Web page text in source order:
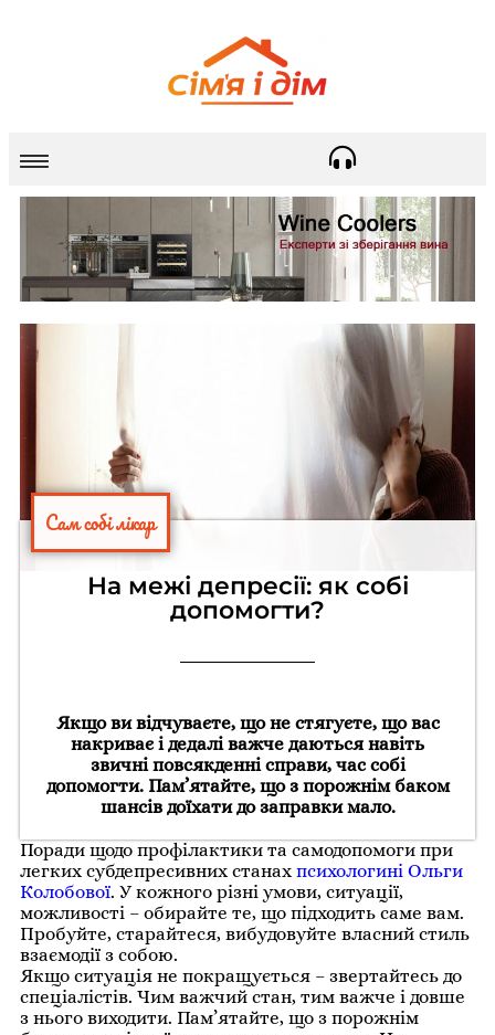
Сам собі лікар
На межі депресії: як собі
допомогти?
Якщо ви відчуваєте, що не стягуєте, що вас
накриває і дедалі важче даються навіть
звичні повсякденні справи, час собі
допомогти. Пам’ятайте, що з порожнім баком
шансів доїхати до заправки мало.
Поради щодо профілактики та самодопомоги при
легких субдепресивних станах психологині Ольги
Колобової. У кожного різні умови, ситуації,
можливості – обирайте те, що підходить саме вам.
Пробуйте, старайтеся, вибудовуйте власний стиль
взаємодії з собою.
Якщо ситуація не покращується – звертайтесь до
спеціалістів. Чим важчий стан, тим важче і довше
з нього виходити. Пам’ятайте, що з порожнім